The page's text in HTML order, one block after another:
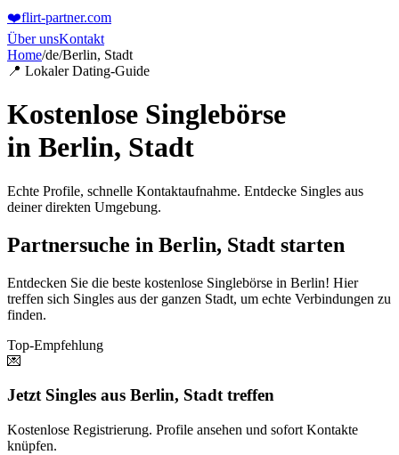
❤️flirt-partner.com
Über unsKontakt
Home/de/Berlin, Stadt
📍 Lokaler Dating-Guide
Kostenlose Singlebörse
in Berlin, Stadt
Echte Profile, schnelle Kontaktaufnahme. Entdecke Singles aus
deiner direkten Umgebung.
Partnersuche in Berlin, Stadt starten
Entdecken Sie die beste kostenlose Singlebörse in Berlin! Hier
treffen sich Singles aus der ganzen Stadt, um echte Verbindungen zu
finden.
Top-Empfehlung
💌
Jetzt Singles aus Berlin, Stadt treffen
Kostenlose Registrierung. Profile ansehen und sofort Kontakte
knüpfen.